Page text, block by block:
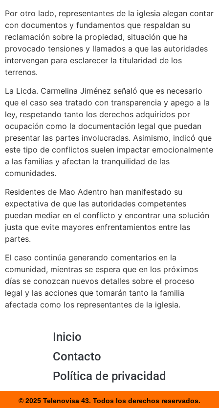
Por otro lado, representantes de la iglesia alegan contar
con documentos y fundamentos que respaldan su
reclamación sobre la propiedad, situación que ha
provocado tensiones y llamados a que las autoridades
intervengan para esclarecer la titularidad de los
terrenos.
La Licda. Carmelina Jiménez señaló que es necesario
que el caso sea tratado con transparencia y apego a la
ley, respetando tanto los derechos adquiridos por
ocupación como la documentación legal que puedan
presentar las partes involucradas. Asimismo, indicó que
este tipo de conflictos suelen impactar emocionalmente
a las familias y afectan la tranquilidad de las
comunidades.
Residentes de Mao Adentro han manifestado su
expectativa de que las autoridades competentes
puedan mediar en el conflicto y encontrar una solución
justa que evite mayores enfrentamientos entre las
partes.
El caso continúa generando comentarios en la
comunidad, mientras se espera que en los próximos
días se conozcan nuevos detalles sobre el proceso
legal y las acciones que tomarán tanto la familia
afectada como los representantes de la iglesia.
Inicio
Contacto
Política de privacidad
© 2025 Telenovisa 43. Todos los derechos reservados.